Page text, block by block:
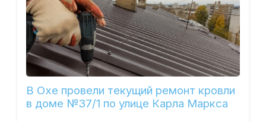
В Охе провели текущий ремонт кровли
в доме №37/1 по улице Карла Маркса